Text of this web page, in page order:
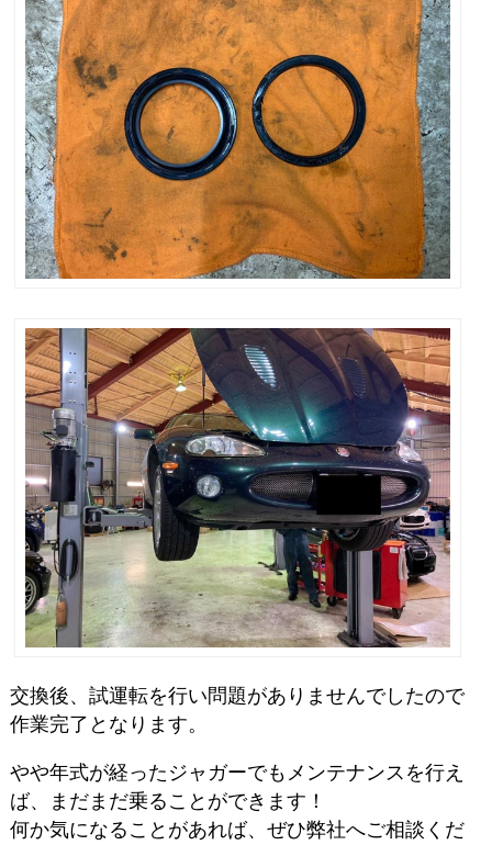
交換後、試運転を行い問題がありませんでしたので
作業完了となります。
やや年式が経ったジャガーでもメンテナンスを行え
ば、まだまだ乗ることができます！
何か気になることがあれば、ぜひ弊社へご相談くだ